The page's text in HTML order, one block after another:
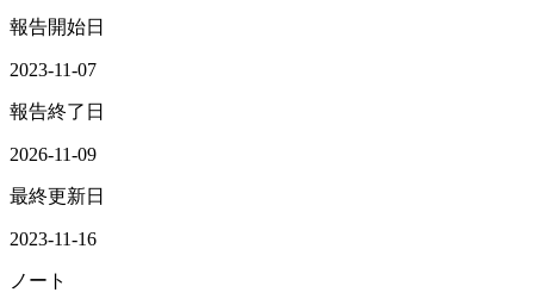
報告開始日
2023-11-07
報告終了日
2026-11-09
最終更新日
2023-11-16
ノート